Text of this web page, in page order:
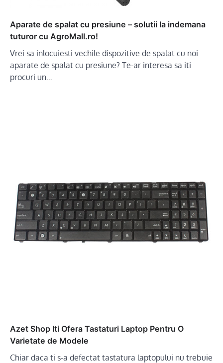
Aparate de spalat cu presiune – solutii la indemana
tuturor cu AgroMall.ro!
Vrei sa inlocuiesti vechile dispozitive de spalat cu noi
aparate de spalat cu presiune? Te-ar interesa sa iti
procuri un…
Azet Shop Iti Ofera Tastaturi Laptop Pentru O
Varietate de Modele
Chiar daca ti s-a defectat tastatura laptopului nu trebuie